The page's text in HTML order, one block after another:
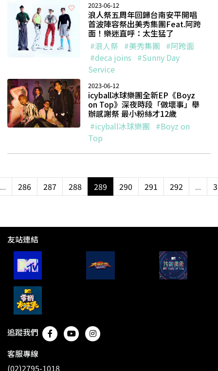
2023-06-12
浪人祭五周年回歸台南安平開唱
首波陣容祭出美秀集團Feat.阿跨
面！樂迷直呼：太生猛了
#浪人祭 #美秀集團 #阿跨面
#deca joins #Sunny Day
Service
2023-06-12
icyball冰球樂團全新EP《Boyz
on Top》深夜時段「做壞事」舉
辦感謝祭 最小粉絲才12歲
#icyball冰球樂團 #Boyz on
Top
... 286 287 288 289 290 291 292 ...
友站連結
追蹤我們
客服專線
(02)2795-1018